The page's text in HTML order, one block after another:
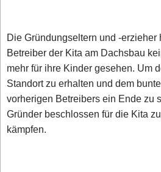
Die Gründungseltern und -
Betreiber der Kita am Dachsbau
mehr für ihre Kinder gesehen. Um
Standort zu erhalten und dem
vorherigen Betreibers ein Ende zu
Gründer beschlossen für die Kita
kämpfen.